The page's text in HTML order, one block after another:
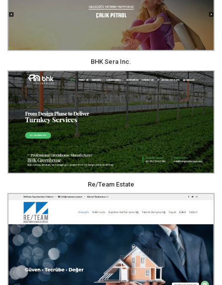
BHK Sera Inc.
Re/Team Estate